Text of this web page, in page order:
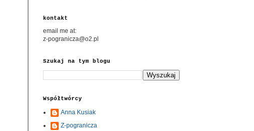
kontakt
email me at:
z-pogranicza@o2.pl
Szukaj na tym blogu
Współtwórcy
Anna Kusiak
Z-pogranicza